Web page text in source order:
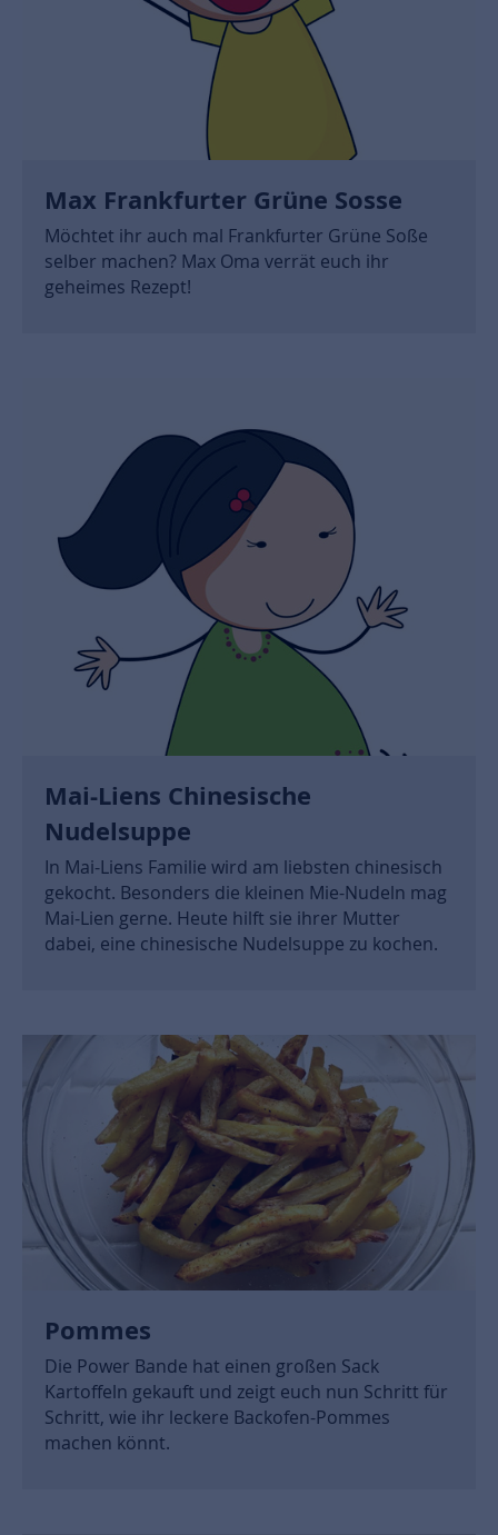
Max Frankfurter Grüne Sosse
Möchtet ihr auch mal Frankfurter Grüne Soße
selber machen? Max Oma verrät euch ihr
geheimes Rezept!
Mai-Liens Chinesische
Nudelsuppe
In Mai-Liens Familie wird am liebsten chinesisch
gekocht. Besonders die kleinen Mie-Nudeln mag
Mai-Lien gerne. Heute hilft sie ihrer Mutter
dabei, eine chinesische Nudelsuppe zu kochen.
Pommes
Die Power Bande hat einen großen Sack
Kartoffeln gekauft und zeigt euch nun Schritt für
Schritt, wie ihr leckere Backofen-Pommes
machen könnt.